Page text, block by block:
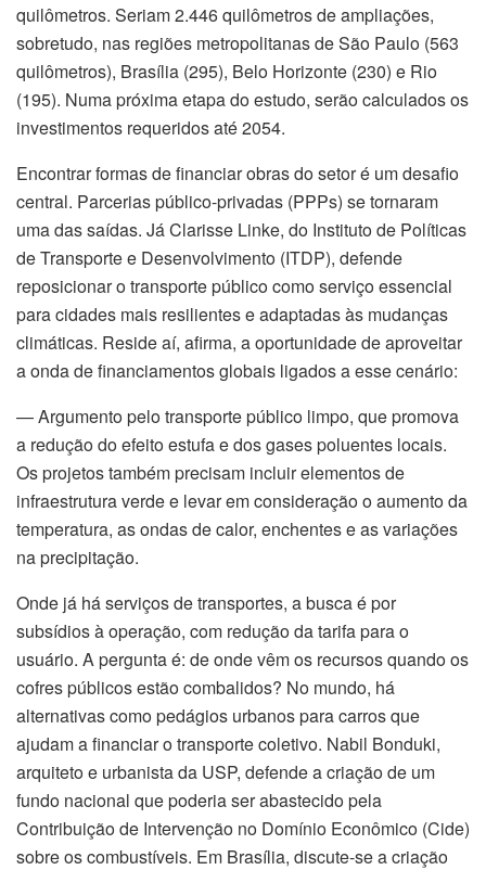
quilômetros. Seriam 2.446 quilômetros de ampliações,
sobretudo, nas regiões metropolitanas de São Paulo (563
quilômetros), Brasília (295), Belo Horizonte (230) e Rio
(195). Numa próxima etapa do estudo, serão calculados os
investimentos requeridos até 2054.
Encontrar formas de financiar obras do setor é um desafio
central. Parcerias público-privadas (PPPs) se tornaram
uma das saídas. Já Clarisse Linke, do Instituto de Políticas
de Transporte e Desenvolvimento (ITDP), defende
reposicionar o transporte público como serviço essencial
para cidades mais resilientes e adaptadas às mudanças
climáticas. Reside aí, afirma, a oportunidade de aproveitar
a onda de financiamentos globais ligados a esse cenário:
— Argumento pelo transporte público limpo, que promova
a redução do efeito estufa e dos gases poluentes locais.
Os projetos também precisam incluir elementos de
infraestrutura verde e levar em consideração o aumento da
temperatura, as ondas de calor, enchentes e as variações
na precipitação.
Onde já há serviços de transportes, a busca é por
subsídios à operação, com redução da tarifa para o
usuário. A pergunta é: de onde vêm os recursos quando os
cofres públicos estão combalidos? No mundo, há
alternativas como pedágios urbanos para carros que
ajudam a financiar o transporte coletivo. Nabil Bonduki,
arquiteto e urbanista da USP, defende a criação de um
fundo nacional que poderia ser abastecido pela
Contribuição de Intervenção no Domínio Econômico (Cide)
sobre os combustíveis. Em Brasília, discute-se a criação